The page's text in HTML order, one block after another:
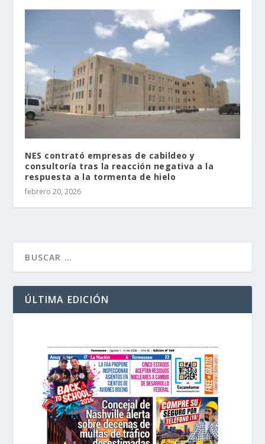
NES contrató empresas de cabildeo y
consultoría tras la reacción negativa a la
respuesta a la tormenta de hielo
febrero 20, 2026
ÚLTIMA EDICIÓN